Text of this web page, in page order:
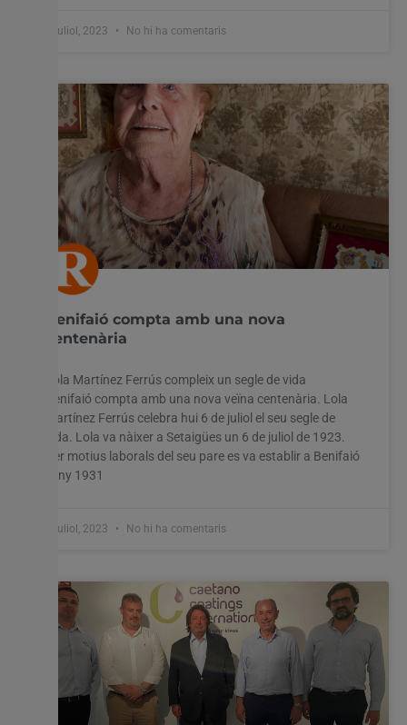
6 juliol, 2023 No hi ha comentaris
Benifaió compta amb una nova
centenària
Lola Martínez Ferrús compleix un segle de vida
Benifaió compta amb una nova veïna centenària. Lola
Martínez Ferrús celebra hui 6 de juliol el seu segle de
vida. Lola va nàixer a Setaigües un 6 de juliol de 1923.
Per motius laborals del seu pare es va establir a Benifaió
l’any 1931
6 juliol, 2023 No hi ha comentaris